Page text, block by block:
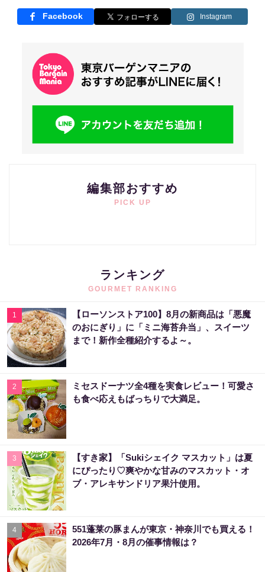
Facebook Instagram
編集部おすすめ
PICK UP
ランキング
GOURMET RANKING
1
【ローソンストア100】8月の新商品は「悪魔
のおにぎり」に「ミニ海苔弁当」、スイーツ
まで！新作全種紹介するよ～。
2
ミセスドーナツ全4種を実食レビュー！可愛さ
も食べ応えもばっちりで大満足。
3
【すき家】「Sukiシェイク マスカット」は夏
にぴったり♡爽やかな甘みのマスカット・オ
ブ・アレキサンドリア果汁使用。
4
551蓬莱の豚まんが東京・神奈川でも買える！
2026年7月・8月の催事情報は？